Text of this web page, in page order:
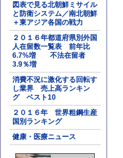
図表で見る北朝鮮ミサイル
と防衛システム／南北朝鮮
＋東アジア各国の戦力
２０１６年都道府県別外国
人在留数一覧表 前年比
6.7%増 不法在留者
3.9％増
消費不況に激化する回転す
し業界 売上高ランキン
グ ベスト10
２０１６年 世界粗鋼生産
国別ランキング
健康・医療ニュース